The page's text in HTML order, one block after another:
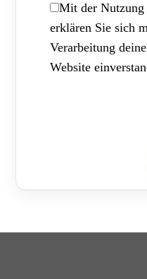
Mit der Nutzung
erklären Sie sich
Verarbeitung
Website